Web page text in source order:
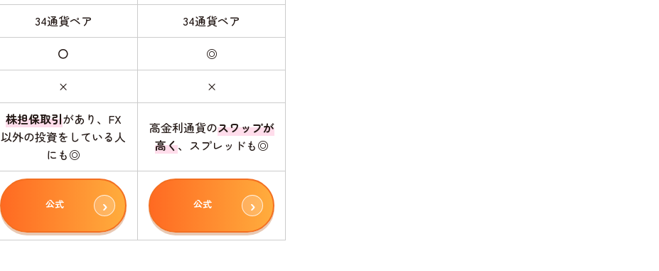
34通貨ペア
34通貨ペア
〇
◎
× ×
株担保取引があり、FX
以外の投資をしている人
にも◎
高金利通貨のスワップが
高く、スプレッドも◎
公式 公式